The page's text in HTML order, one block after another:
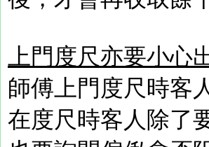
上門度尺亦要小心
師傅上門度尺時客
在度尺時客人除了